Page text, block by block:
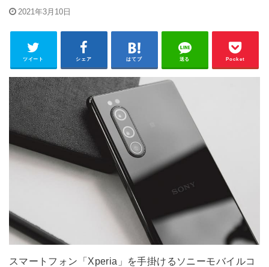
2021年3月10日
ツイート シェア はてブ 送る Pocket
スマートフォン「Xperia」を手掛けるソニーモバイルコ